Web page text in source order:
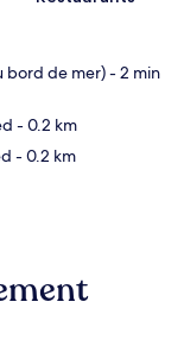
bord de mer)- 2 min
- 0.2 km
- 0.2 km